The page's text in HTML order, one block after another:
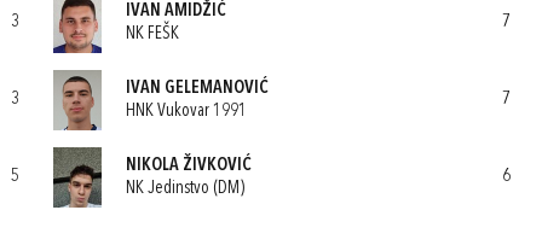
3
IVAN AMIDŽIĆ
NK FEŠK
7
3
IVAN GELEMANOVIĆ
HNK Vukovar 1991
7
5
NIKOLA ŽIVKOVIĆ
NK Jedinstvo (DM)
6